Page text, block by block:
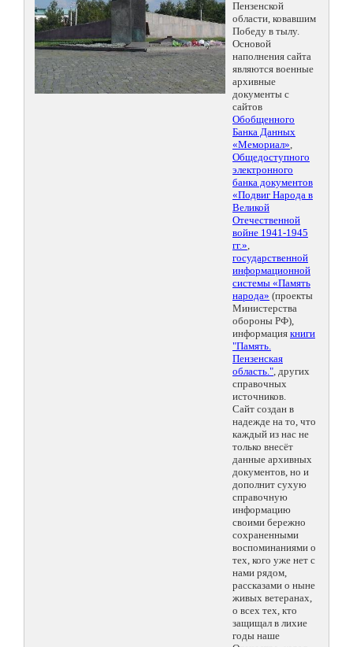
Пензенской
области, ковавшим
Победу в тылу.
Основой
наполнения сайта
являются военные
архивные
документы с
сайтов
Обобщенного
Банка Данных
«Мемориал»,
Общедоступного
электронного
банка документов
«Подвиг Народа в
Великой
Отечественной
войне 1941-1945
гг.»,
государственной
информационной
системы «Память
народа» (проекты
Министерства
обороны РФ),
информация книги
"Память.
Пензенская
область.", других
справочных
источников.
Сайт создан в
надежде на то, что
каждый из нас не
только внесёт
данные архивных
документов, но и
дополнит сухую
справочную
информацию
своими бережно
сохраненными
воспоминаниями о
тех, кого уже нет с
нами рядом,
рассказами о ныне
живых ветеранах,
о всех тех, кто
защищал в лихие
годы наше